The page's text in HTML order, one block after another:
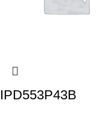
IPD553P43B